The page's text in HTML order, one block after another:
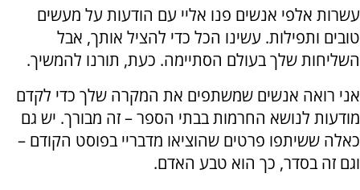
עשרות אלפי אנשים פנו אליי עם הודעות על מעשים
טובים ותפילות. עשינו הכל כדי להציל אותך, אבל
השליחות שלך בעולם הסתיימה. כעת, תורנו להמשיך.
אני רואה אנשים שמשתפים את המקרה שלך כדי לקדם
מודעות לנושא החרמות בבתי הספר – זה מבורך. יש גם
כאלה ששיתפו פרטים שהוציאו מדבריי בפוסט הקודם –
וגם זה בסדר, כך הוא טבע האדם.